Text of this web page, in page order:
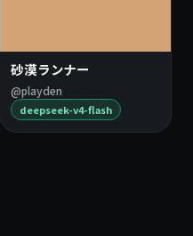
砂漠ランナー
@playden
deepseek-v4-flash